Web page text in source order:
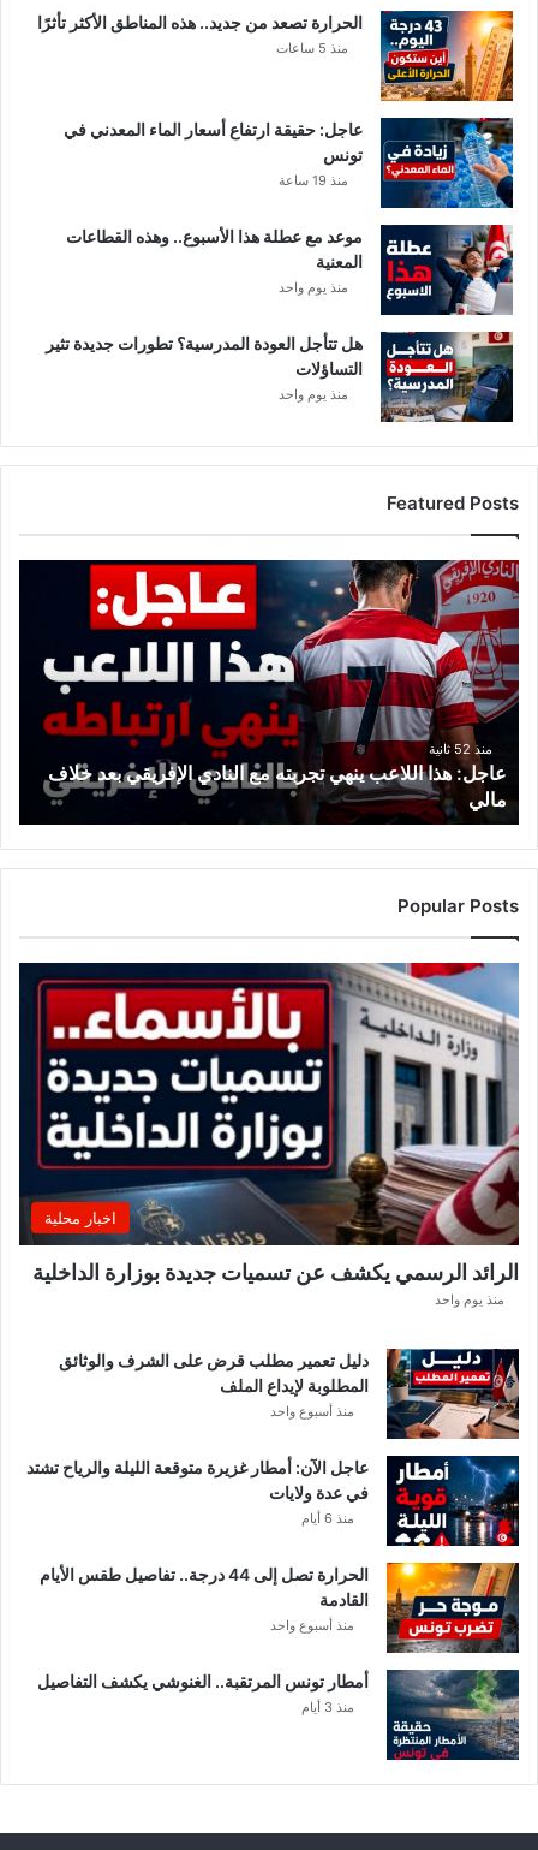
الحرارة تصعد من جديد.. هذه المناطق الأكثر تأثرًا
منذ 5 ساعات
عاجل: حقيقة ارتفاع أسعار الماء المعدني في
تونس
منذ 19 ساعة
موعد مع عطلة هذا الأسبوع.. وهذه القطاعات
المعنية
منذ يوم واحد
هل تتأجل العودة المدرسية؟ تطورات جديدة تثير
التساؤلات
منذ يوم واحد
Featured Posts
عاجل:
هذا
اللاعب
ينهي
تجربته
مع
النادي
الإفريقي
بعد
خلاف
مالي
منذ 52 ثانية
عاجل: هذا اللاعب ينهي تجربته مع النادي الإفريقي بعد خلاف
مالي
Popular Posts
اخبار محلية
الرائد الرسمي يكشف عن تسميات جديدة بوزارة الداخلية
منذ يوم واحد
دليل تعمير مطلب قرض على الشرف والوثائق
المطلوبة لإيداع الملف
منذ أسبوع واحد
عاجل الآن: أمطار غزيرة متوقعة الليلة والرياح تشتد
في عدة ولايات
منذ 6 أيام
الحرارة تصل إلى 44 درجة.. تفاصيل طقس الأيام
القادمة
منذ أسبوع واحد
أمطار تونس المرتقبة.. الغنوشي يكشف التفاصيل
منذ 3 أيام